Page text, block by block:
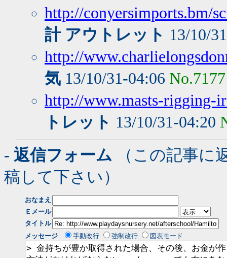
http://conyersimports.bm/
計 アウトレット 13/10/
http://
気 13/10/31-04:06 No.7177
http://www.masts-rigging-
トレット 13/10/31-04:20
- 返信フォーム （この記事に
稿して下さい）
おなまえ
Ｅメール
タイトル
メッセージ
手動改行 強制改行 図表モード